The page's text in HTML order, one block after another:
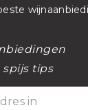
tips